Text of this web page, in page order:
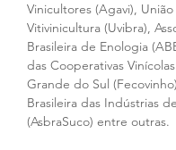
Vinicultores (Agavi),
Vitivinicultura (Uvibra),
Brasileira de Enologia
das Cooperativas
Grande do Sul
Brasileira das Indústrias
(AsbraSuco) entre outras.